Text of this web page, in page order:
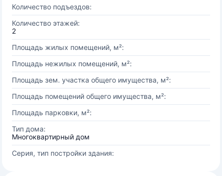
Количество подъездов:
Количество этажей:
2
Площадь жилых помещений, м²:
Площадь нежилых помещений, м²:
Площадь зем. участка общего имущества, м²:
Площадь помещений общего имущества, м²:
Площадь парковки, м²:
Тип дома:
Многоквартирный дом
Серия, тип постройки здания: